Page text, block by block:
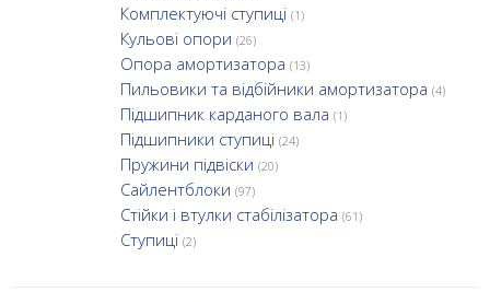
Комплектуючі ступиці (1)
Кульові опори (26)
Опора амортизатора (13)
Пильовики та відбійники амортизатора (4)
Підшипник карданого вала (1)
Підшипники ступиці (24)
Пружини підвіски (20)
Сайлентблоки (97)
Стійки і втулки стабілізатора (61)
Ступиці (2)